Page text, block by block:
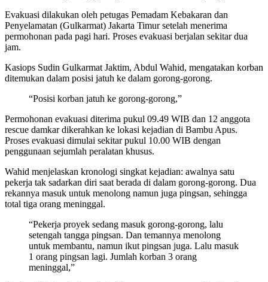
Evakuasi dilakukan oleh petugas Pemadam Kebakaran dan
Penyelamatan (Gulkarmat) Jakarta Timur setelah menerima
permohonan pada pagi hari. Proses evakuasi berjalan sekitar dua
jam.
Kasiops Sudin Gulkarmat Jaktim, Abdul Wahid, mengatakan korban
ditemukan dalam posisi jatuh ke dalam gorong-gorong.
“Posisi korban jatuh ke gorong-gorong,”
Permohonan evakuasi diterima pukul 09.49 WIB dan 12 anggota
rescue damkar dikerahkan ke lokasi kejadian di Bambu Apus.
Proses evakuasi dimulai sekitar pukul 10.00 WIB dengan
penggunaan sejumlah peralatan khusus.
Wahid menjelaskan kronologi singkat kejadian: awalnya satu
pekerja tak sadarkan diri saat berada di dalam gorong-gorong. Dua
rekannya masuk untuk menolong namun juga pingsan, sehingga
total tiga orang meninggal.
“Pekerja proyek sedang masuk gorong-gorong, lalu
setengah tangga pingsan. Dan temannya menolong
untuk membantu, namun ikut pingsan juga. Lalu masuk
1 orang pingsan lagi. Jumlah korban 3 orang
meninggal,”